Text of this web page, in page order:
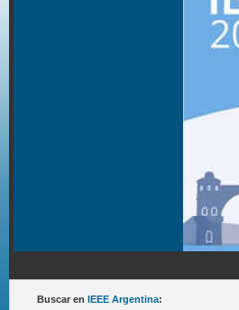
Buscar en IEEE Argentina: